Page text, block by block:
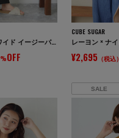
WEB限定 切り替え ワイド イージーパンツ
%OFF
CUBE SUGAR
¥2,695（税込）
SALE